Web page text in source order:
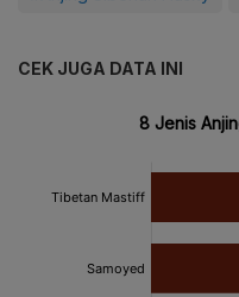
CEK JUGA DATA INI